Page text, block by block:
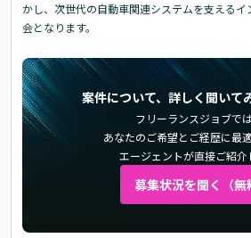
かし、次世代の自動車関連システムを支える
会となります。
案件について、詳しく聞いて
フリーランスジョブでは
あなたのご希望とご経歴に最
エージェントが直接ご紹介
募集状況を聞く（無